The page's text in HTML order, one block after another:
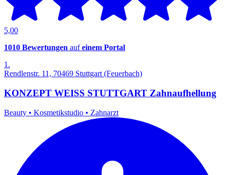
5,00
1010 Bewertungen aufeinem Portal
1.
Rendlenstr. 11, 70469 Stuttgart (Feuerbach)
KONZEPT WEISS STUTTGART Zahnaufhellung
Beauty • Kosmetikstudio • Zahnarzt